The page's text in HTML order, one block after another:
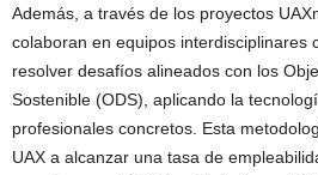
Además, a través de los proyectos
colaboran en equipos interdisciplinares
resolver desafíos alineados con los
Sostenible (ODS), aplicando la
profesionales concretos. Esta
UAX a alcanzar una tasa de